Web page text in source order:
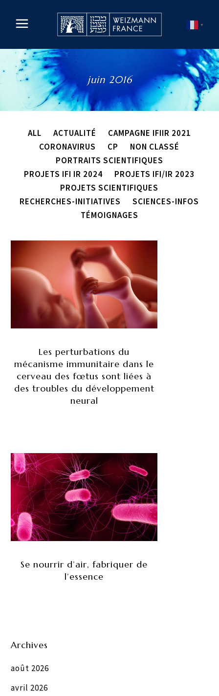
▼
juin 2016
ALL ACTUALITÉ
CAMPAGNE IFIIR 2021
CORONAVIRUS
CP
NON CLASSÉ
PORTRAITS SCIENTIFIQUES
PROJETS IFI IR 2024
PROJETS IFI/IR 2023
PROJETS SCIENTIFIQUES
RECHERCHES-INITIATIVES
SCIENCES-INFOS
TÉMOIGNAGES
Les perturbations du
mécanisme immunitaire dans le
cerveau des fœtus sont liées à
des troubles du développement
neural
Se nourrir d’air, fabriquer de
l’essence
Archives
août 2026
avril 2026